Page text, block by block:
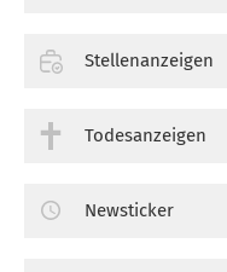
Stellenanzeigen
Todesanzeigen
Newsticker